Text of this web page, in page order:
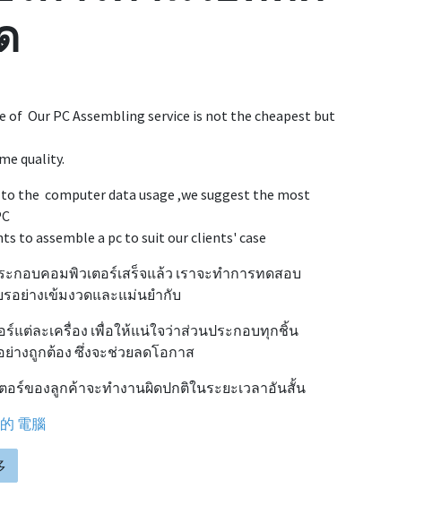
of Our PC Assembling service is not the cheapest but
quality.
the computer data usage ,we suggest the most
to assemble a pc to suit our clients' case
กอบคอมพิวเตอร์เสร็จแล้ว เราจะทำการทดสอบ
รอย่างเข้มงวดและแม่นยำกับ
ร์แต่ละเครื่อง เพื่อให้แน่ใจว่าส่วนประกอบทุกชิ้น
ย่างถูกต้อง ซึ่งจะช่วยลดโอกาส
อร์ของลูกค้าจะทำงานผิดปกติในระยะเวลาอันสั้น
電腦